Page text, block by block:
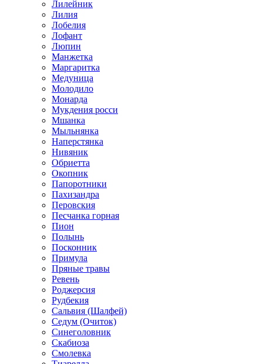
Лилейник
Лилия
Лобелия
Лофант
Люпин
Манжетка
Маргаритка
Медуница
Молодило
Монарда
Мукдения росси
Мшанка
Мыльнянка
Наперстянка
Нивяник
Обриетта
Окопник
Папоротники
Пахизандра
Перовския
Песчанка горная
Пион
Полынь
Посконник
Примула
Пряные травы
Ревень
Роджерсия
Рудбекия
Сальвия (Шалфей)
Седум (Очиток)
Синеголовник
Скабиоза
Смолевка